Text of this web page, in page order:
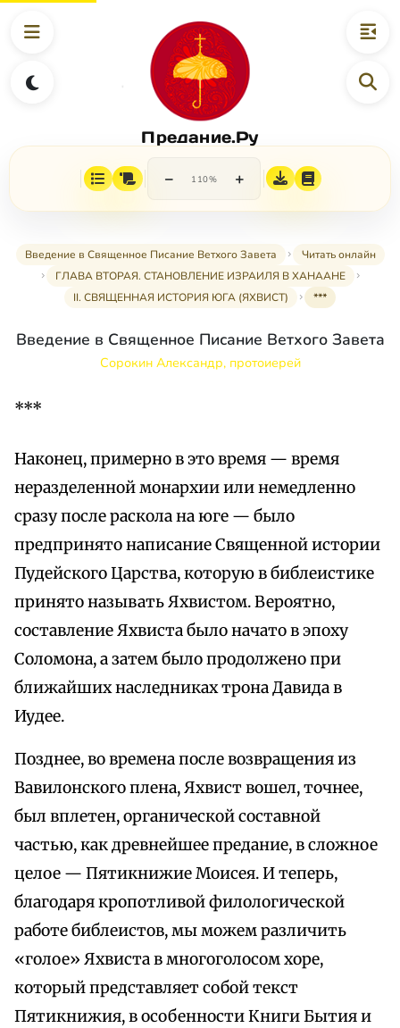
Предание.Ру
− 110% +
Введение в Священное Писание Ветхого Завета
Читать онлайн
ГЛАВА ВТОРАЯ. СТАНОВЛЕНИЕ ИЗРАИЛЯ В ХАНААНЕ
II. СВЯЩЕННАЯ ИСТОРИЯ ЮГА (ЯХВИСТ)
***
Введение в Священное Писание Ветхого Завета
Сорокин Александр, протоиерей
***
Наконец, примерно в это время — время
неразделенной монархии или немедленно
сразу после раскола на юге — было
предпринято написание Священной истории
Пудейского Царства, которую в библеистике
принято называть Яхвистом. Вероятно,
составление Яхвиста было начато в эпоху
Соломона, а затем было продолжено при
ближайших наследниках трона Давида в
Иудее.
Позднее, во времена после возвращения из
Вавилонского плена, Яхвист вошел, точнее,
был вплетен, органической составной
частью, как древнейшее предание, в сложное
целое — Пятикнижие Моисея. И теперь,
благодаря кропотливой филологической
работе библеистов, мы можем различить
«голое» Яхвиста в многоголосом хоре,
который представляет собой текст
Пятикнижия, в особенности Книги Бытия и